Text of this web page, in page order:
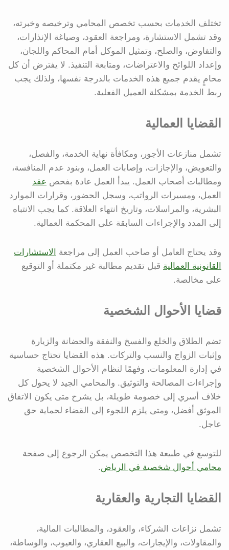
تختلف الخدمات بحسب تخصص المحامي وترخيصه وخبرته،
وقد تشمل الاستشارة، ومراجعة العقود، وصياغة الإنذارات،
والتفاوض، والصلح، وتمثيل الموكل أمام المحاكم واللجان،
وإعداد اللوائح والاعتراضات، ومتابعة التنفيذ. لا يفترض أن كل
محامٍ يقدم جميع هذه الخدمات بالدرجة نفسها، ولذلك يجب
ربط الخدمة بمشكلة العميل الفعلية.
القضايا العمالية
تشمل منازعات الأجور، ومكافأة نهاية الخدمة، والفصل،
والتعويض، والإجازات، وإصابات العمل، وبنود عدم المنافسة،
ومطالبات أصحاب العمل. يبدأ العمل عادة بفحص عقد
العمل، ومسيرات الرواتب، وسجل الحضور، وقرارات الموارد
البشرية، والمراسلات، وتاريخ انتهاء العلاقة. كما يجب الانتباه
إلى المدد والإجراءات السابقة على المحكمة العمالية.
وقد يحتاج العامل أو صاحب العمل إلى مراجعة
الاستشارات
القانونية العمالية قبل تقديم مطالبة غير مكتملة أو التوقيع
على مخالصة.
قضايا الأحوال الشخصية
تضم الطلاق والخلع والفسخ والنفقة والحضانة والزيارة
وإثبات الزواج والنسب والتركات. هذه القضايا تحتاج حساسية
في إدارة المعلومات، وفهمًا لنظام الأحوال الشخصية
وإجراءات المصالحة والتوثيق. والمحامي الجيد لا يحول كل
خلاف أسري إلى خصومة طويلة، بل يشرح متى يكون الاتفاق
الموثق أفضل، ومتى يلزم اللجوء إلى القضاء لحماية حق
عاجل.
للتوسع في طبيعة هذا التخصص يمكن الرجوع إلى صفحة
محامي أحوال شخصية في الرياض.
القضايا التجارية والعقارية
تشمل نزاعات الشركاء، والعقود، والمطالبات المالية،
والمقاولات، والإيجارات، والبيع العقاري، والعيوب، والوساطة،